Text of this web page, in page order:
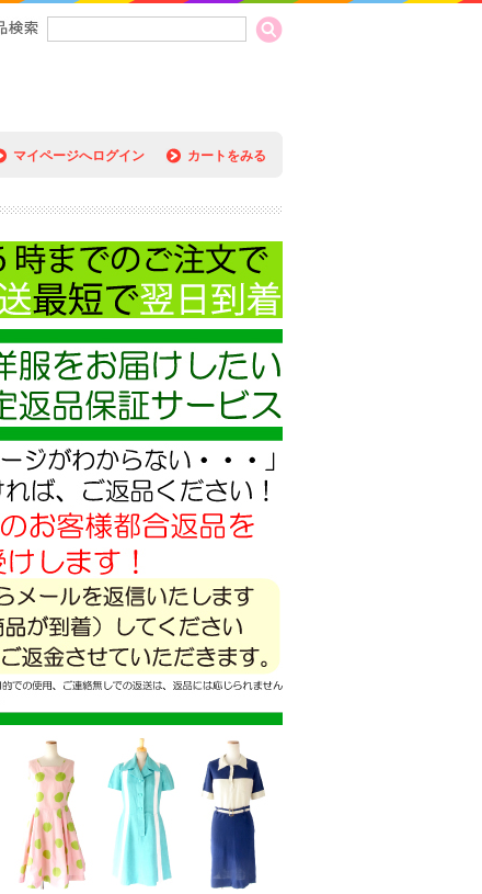
マイページへログイン カートをみる